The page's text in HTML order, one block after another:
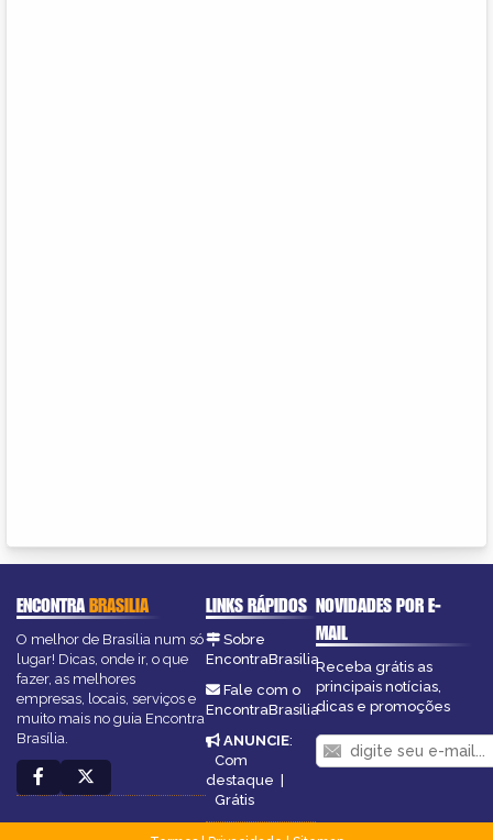
ENCONTRABRASILIA
O melhor de Brasília num só
lugar! Dicas, onde ir, o que
fazer, as melhores
empresas, locais, serviços e
muito mais no guia Encontra
Brasília.
LINKS RÁPIDOS
Sobre
EncontraBrasilia
Fale com o
EncontraBrasilia
ANUNCIE:
Com
destaque |
Grátis
NOVIDADES POR E-
MAIL
Receba grátis as
principais notícias,
dicas e promoções